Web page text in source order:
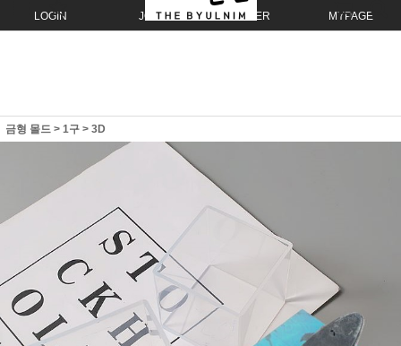
LOGIN JOIN ORDER MYPAGE
금형 몰드 > 1구 > 3D